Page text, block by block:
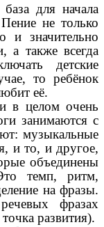
для начала
не только
и значительно
а также всегда
детские
то ребёнок
её.
в целом очень
занимаются с
музыкальные
и то, и другое,
объединены
темп, ритм,
на фразы.
фразах
развития).